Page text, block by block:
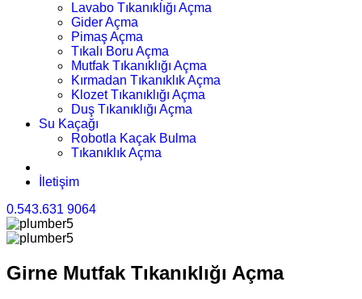
Lavabo Tıkanıklığı Açma
Gider Açma
Pimaş Açma
Tıkalı Boru Açma
Mutfak Tıkanıklığı Açma
Kırmadan Tıkanıklık Açma
Klozet Tıkanıklığı Açma
Duş Tıkanıklığı Açma
Su Kaçağı
Robotla Kaçak Bulma
Tıkanıklık Açma
İletişim
0.543.631 9064
Girne Mutfak Tıkanıklığı Açma